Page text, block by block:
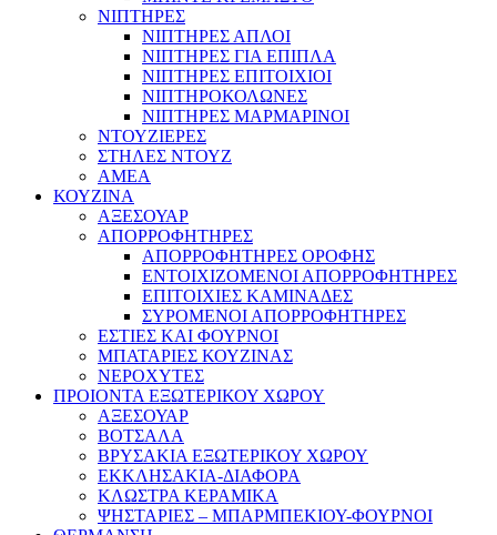
ΝΙΠΤΗΡΕΣ
ΝΙΠΤΗΡΕΣ ΑΠΛΟΙ
ΝΙΠΤΗΡΕΣ ΓΙΑ ΕΠΙΠΛΑ
ΝΙΠΤΗΡΕΣ ΕΠΙΤΟΙΧΙΟΙ
ΝΙΠΤΗΡΟΚΟΛΩΝΕΣ
ΝΙΠΤΗΡΕΣ ΜΑΡΜΑΡΙΝΟΙ
ΝΤΟΥΖΙΕΡΕΣ
ΣΤΗΛΕΣ ΝΤΟΥΖ
ΑΜΕΑ
ΚΟΥΖΙΝΑ
ΑΞΕΣΟΥΑΡ
ΑΠΟΡΡΟΦΗΤΗΡΕΣ
ΑΠΟΡΡΟΦΗΤΗΡΕΣ ΟΡΟΦΗΣ
ΕΝΤΟΙΧΙΖΟΜΕΝΟΙ ΑΠΟΡΡΟΦΗΤΗΡΕΣ
ΕΠΙΤΟΙΧΙΕΣ ΚΑΜΙΝΑΔΕΣ
ΣΥΡΟΜΕΝΟΙ ΑΠΟΡΡΟΦΗΤΗΡΕΣ
ΕΣΤΙΕΣ ΚΑΙ ΦΟΥΡΝΟΙ
ΜΠΑΤΑΡΙΕΣ ΚΟΥΖΙΝΑΣ
ΝΕΡΟΧΥΤΕΣ
ΠΡΟΙΟΝΤΑ ΕΞΩΤΕΡΙΚΟΥ ΧΩΡΟΥ
ΑΞΕΣΟΥΑΡ
ΒΟΤΣΑΛΑ
ΒΡΥΣΑΚΙΑ ΕΞΩΤΕΡΙΚΟΥ ΧΩΡΟΥ
ΕΚΚΛΗΣΑΚΙΑ-ΔΙΑΦΟΡΑ
ΚΛΩΣΤΡΑ ΚΕΡΑΜΙΚΑ
ΨΗΣΤΑΡΙΕΣ – ΜΠΑΡΜΠΕΚΙΟΥ-ΦΟΥΡΝΟΙ